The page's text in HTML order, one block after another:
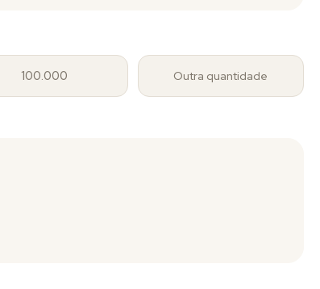
100.000 Outra quantidade